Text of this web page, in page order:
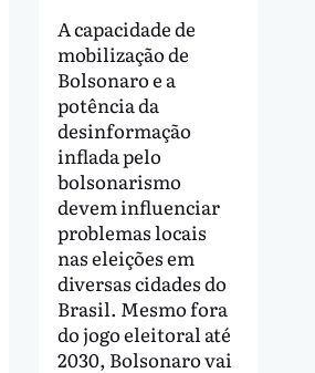
A capacidade de
mobilização de
Bolsonaro e a
potência da
desinformação
inflada pelo
bolsonarismo
devem influenciar
problemas locais
nas eleições em
diversas cidades do
Brasil. Mesmo fora
do jogo eleitoral até
2030, Bolsonaro vai